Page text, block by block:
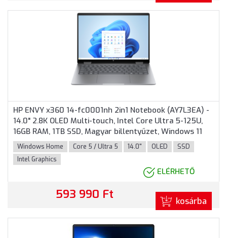
HP ENVY x360 14-fc0001nh 2in1 Notebook (AY7L3EA) -
14.0" 2.8K OLED Multi-touch, Intel Core Ultra 5-125U,
16GB RAM, 1TB SSD, Magyar billentyűzet, Windows 11
Home, 3 év garancia, Ezüst színben
Windows Home Core 5 / Ultra 5 14.0" OLED
SSD
Intel Graphics
ELÉRHETŐ
593 990 Ft kosárba